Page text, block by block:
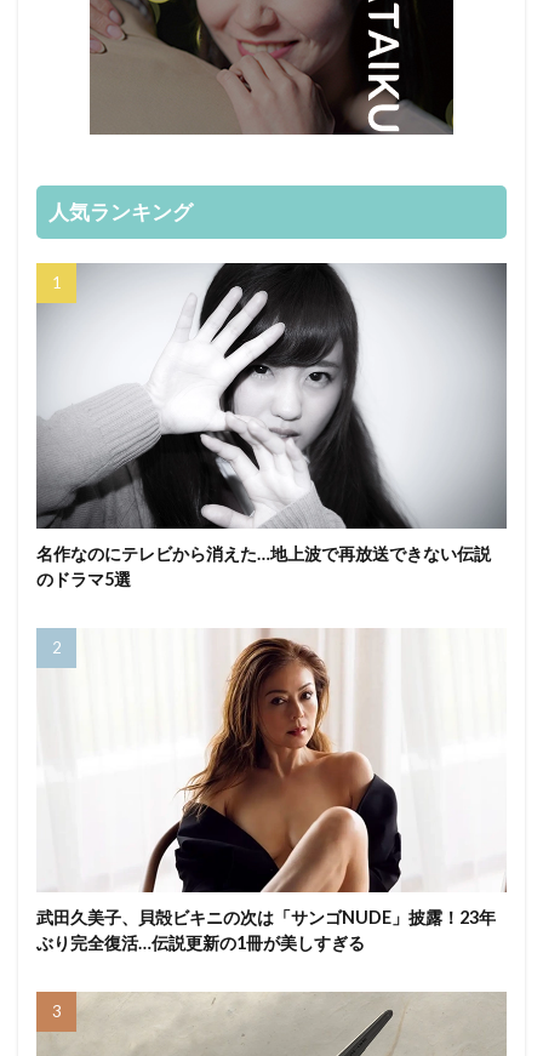
人気ランキング
名作なのにテレビから消えた…地上波で再放送できない伝説
のドラマ5選
武田久美子、貝殻ビキニの次は「サンゴNUDE」披露！23年
ぶり完全復活…伝説更新の1冊が美しすぎる